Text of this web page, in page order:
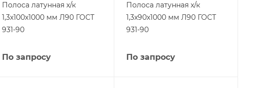
Полоса латунная х/к
1,3х100х1000 мм Л90 ГОСТ
931-90
По запросу
Полоса латунная х/к
1,3х90х1000 мм Л90 ГОСТ
931-90
По запросу